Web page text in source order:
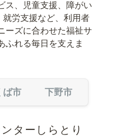
ス、児童支援、障がい
労支援など、利用者
ーズに合わせた福祉サ
ふれる毎日を支えま
ば市 下野市
ターしらとり